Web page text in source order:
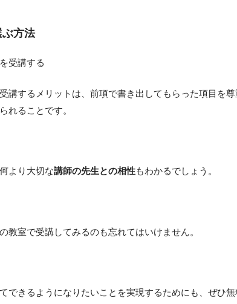
ぶ方法
受講する
講するメリットは、前項で書き出してもらった項目を
れることです。
より大切な講師の先生との相性もわかるでしょう。
教室で受講してみるのも忘れてはいけません。
できるようになりたいことを実現するためにも、ぜひ